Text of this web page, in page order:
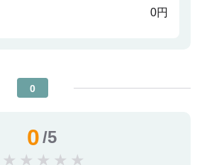
0円
0
0/5
★ ★ ★ ★ ★